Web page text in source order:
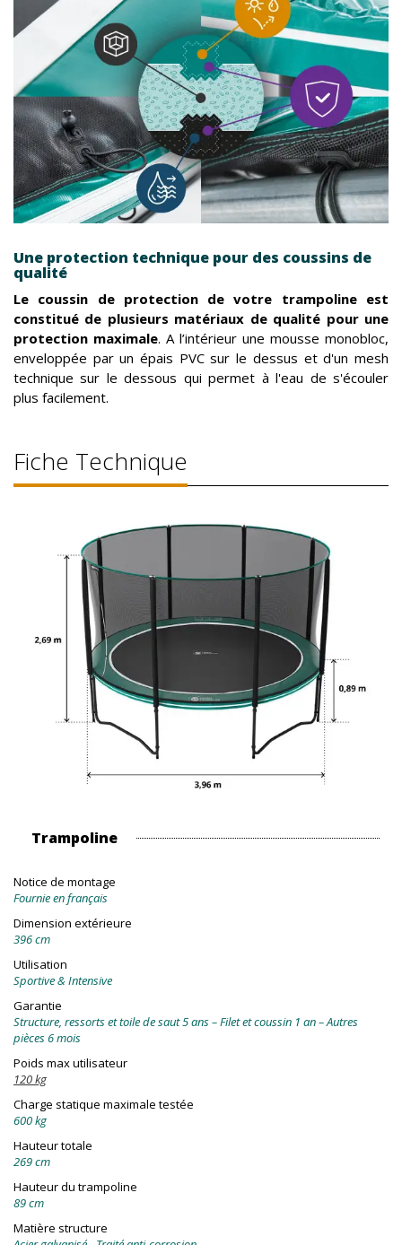
Une protection technique pour des coussins de
qualité
Le coussin de protection de votre trampoline est
constitué de plusieurs matériaux de qualité pour une
protection maximale. A l’intérieur une mousse monobloc,
enveloppée par un épais PVC sur le dessus et d'un mesh
technique sur le dessous qui permet à l'eau de s'écouler
plus facilement.
Fiche Technique
Trampoline
Notice de montage
Fournie en français
Dimension extérieure
396 cm
Utilisation
Sportive & Intensive
Garantie
Structure, ressorts et toile de saut 5 ans – Filet et coussin 1 an – Autres
pièces 6 mois
Poids max utilisateur
120 kg
Charge statique maximale testée
600 kg
Hauteur totale
269 cm
Hauteur du trampoline
89 cm
Matière structure